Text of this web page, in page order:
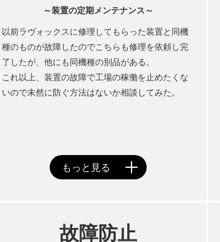
～装置の定期メンテナンス～
以前ラヴォックスに修理してもらった装置と同機
種のものが故障したのでこちらも修理を依頼し完
了したが、他にも同機種の別品がある。
これ以上、装置の故障で工場の稼働を止めたくな
いので未然に防ぐ方法はないか相談してみた。
故障防止